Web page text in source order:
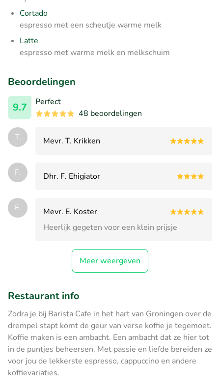
Cortado
espresso met een scheutje warme melk
Latte
espresso met warme melk en melkschuim
Beoordelingen
9.7
Perfect
48 beoordelingen
T. Mevr. T. Krikken
F. Dhr. F. Ehigiator
E.
Mevr. E. Koster
Heerlijk gegeten voor een klein prijsje
Meer weergeven
Restaurant info
Zodra je bij Barista Cafe in het hart van Groningen over de
drempel stapt komt de geur van verse koffie je tegemoet.
Koffie maken is een ambacht. Een ambacht dat ze hier tot
in de puntjes beheersen. Met passie en liefde bereiden ze
voor jou de lekkerste espresso, cappuccino en andere
koffievariaties.